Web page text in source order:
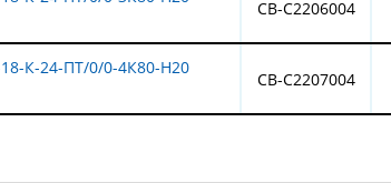
CB-C2206004
К-24-ПТ/0/0-4К80-Н20
CB-C2207004